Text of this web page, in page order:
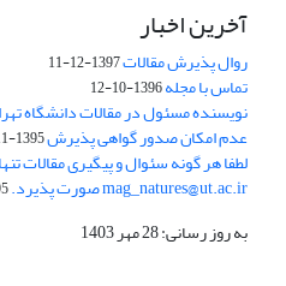
آخرین اخبار
روال پذیرش مقالات1397-12-11
تماس با مجله1396-10-12
نویسنده مسئول در مقالات دانشگاه
عدم امکان صدور گواهی پذیرش1395-11-21
لطفا هر گونه سئوال و پیگیری مقالات
mag_natures@ut.ac.ir صورت پذیرد.
به روز رسانی: 28 مهر 1403